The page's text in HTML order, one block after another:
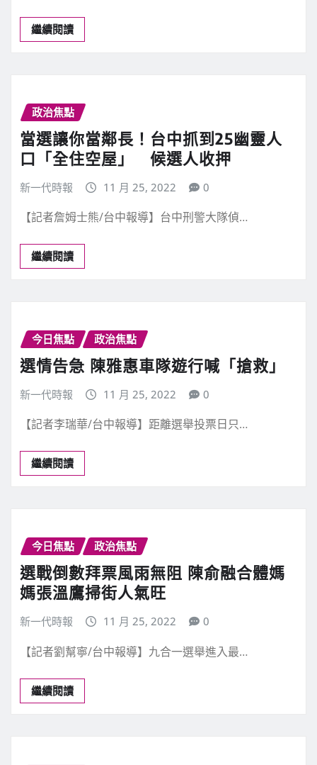
繼續閱讀
政治焦點
當選讓你當鄰長！台中抓到25幽靈人
口「全住空屋」 候選人收押
新一代時報 11 月 25, 2022 0
【記者詹姆士熊/台中報導】台中刑警大隊偵…
繼續閱讀
今日焦點 政治焦點
選情告急 陳雅惠車隊遊行喊「搶救」
新一代時報 11 月 25, 2022 0
【記者李瑞華/台中報導】距離選舉投票日只…
繼續閱讀
今日焦點 政治焦點
選戰倒數拜票風雨無阻 陳俞融合體媽
媽張溫鷹掃街人氣旺
新一代時報 11 月 25, 2022 0
【記者劉幫寧/台中報導】九合一選舉進入最…
繼續閱讀